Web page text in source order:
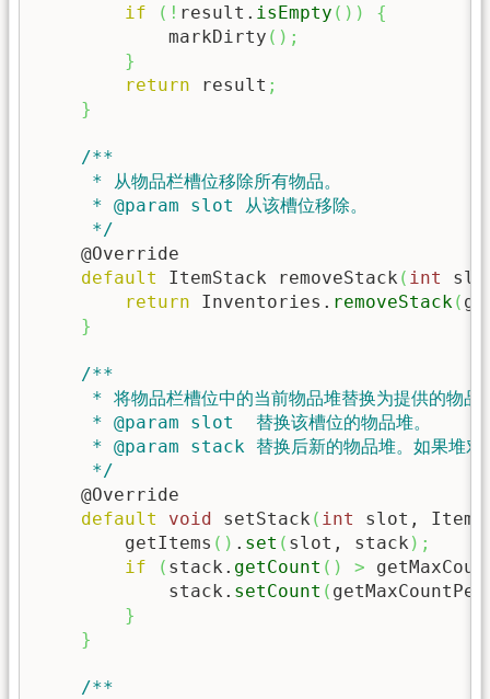
if
( ! result. isEmpty ( ) )
{
            markDirty
( ) ;
}
return result ;
}
/**
     * 从物品栏槽位移除所有物品。
     * @param slot 从该槽位移除。
     */
    @Override
default
ItemStack removeStack ( int
return Inventories. removeStack (
}
/**
* 将物品栏槽位中的当前物品堆替换为提供的物品
     * @param slot  替换该槽位的物品堆。
* @param stack 替换后新的物品堆。如果堆
     */
    @Override
default
void setStack ( int
slot,
        getItems
( ) . set ( slot, stack ) ;
if
( stack. getCount ( ) >
            stack.
setCount (
}
}
/**